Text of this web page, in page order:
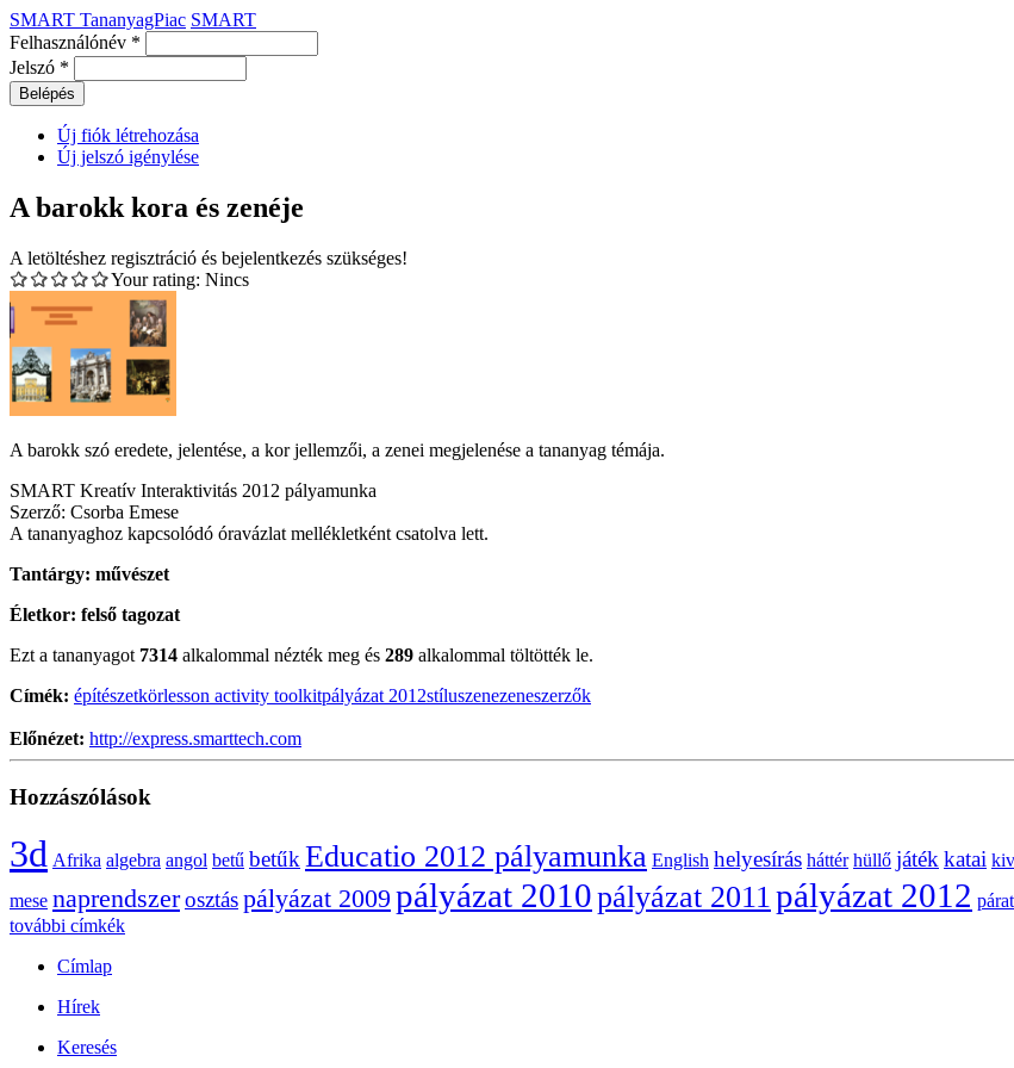
SMART TananyagPiac SMART
Felhasználónév *
Jelszó *
Új fiók létrehozása
Új jelszó igénylése
A barokk kora és zenéje
A letöltéshez regisztráció és bejelentkezés szükséges!
Your rating: Nincs
A barokk szó eredete, jelentése, a kor jellemzői, a zenei megjelenése a tananyag témája.
SMART Kreatív Interaktivitás 2012 pályamunka
Szerző: Csorba Emese
A tananyaghoz kapcsolódó óravázlat mellékletként csatolva lett.
Tantárgy: művészet
Életkor: felső tagozat
Ezt a tananyagot 7314 alkalommal nézték meg és 289 alkalommal töltötték le.
Címék: építészetkörlesson activity toolkitpályázat 2012stíluszenezeneszerzők
Előnézet: http://express.smarttech.com
Hozzászólások
3d Afrika algebra angol betű betűkEducatio 2012 pályamunka English helyesírás háttér hüllő játékkatai
mese naprendszerosztáspályázat 2009 pályázat 2010pályázat 2011pályázat 2012
további címkék
Címlap
Hírek
Keresés